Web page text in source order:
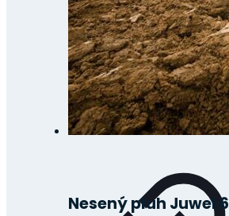
Nesený pluh Juwel 6